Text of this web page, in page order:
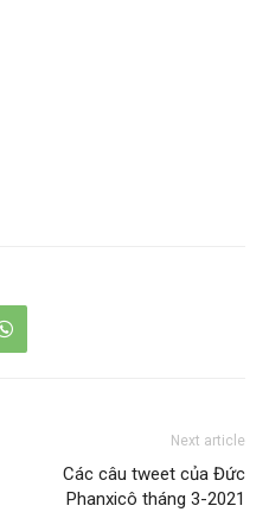
Next article
Các câu tweet của Đức
Phanxicô tháng 3-2021